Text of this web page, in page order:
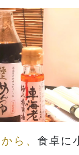
ら、 食卓に